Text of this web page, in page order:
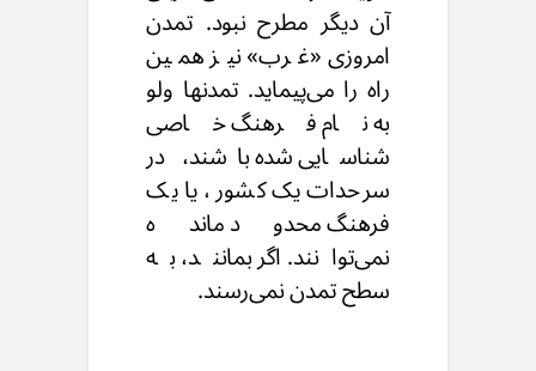
آن دیگر مطرح نبود. تمدن
امروزی «غرب» نیز همین
راه را می‌‌پیماید. تمدنها ولو
به نام فرهنگ خاصی
شناسایی شده باشند، در
سرحدات یک کشور، یا یک
فرهنگ محدود مانده
نمی‌توانند. اگر بمانند، به
سطح تمدن نمی‌رسند.